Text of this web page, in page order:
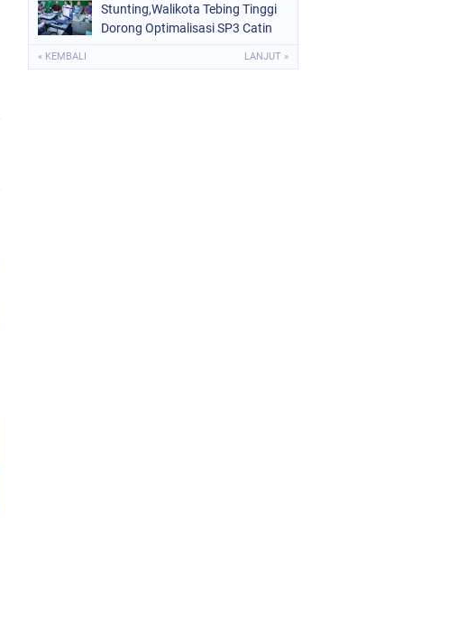
Stunting,Walikota Tebing Tinggi
Dorong Optimalisasi SP3 Catin
« KEMBALI LANJUT »